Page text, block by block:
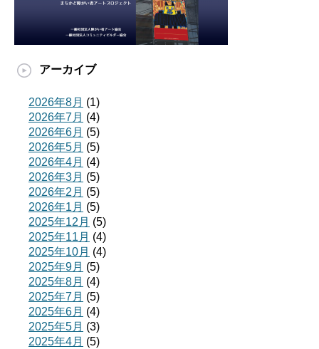
アーカイブ
2026年8月 (1)
2026年7月 (4)
2026年6月 (5)
2026年5月 (5)
2026年4月 (4)
2026年3月 (5)
2026年2月 (5)
2026年1月 (5)
2025年12月 (5)
2025年11月 (4)
2025年10月 (4)
2025年9月 (5)
2025年8月 (4)
2025年7月 (5)
2025年6月 (4)
2025年5月 (3)
2025年4月 (5)